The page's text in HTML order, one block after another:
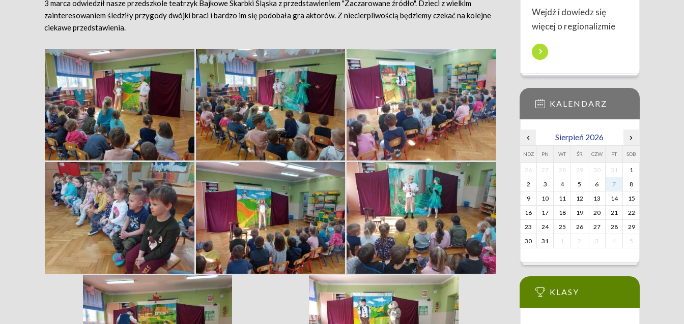
3 marca odwiedził nasze przedszkole teatrzyk Bajkowe Skarbki Śląska z przedstawieniem "Zaczarowane źródło". Dzieci z wielkim
zainteresowaniem śledziły przygody dwójki braci i bardzo im się podobała gra aktorów. Z niecierpliwością będziemy czekać na kolejne
ciekawe przedstawienia.
Wejdź i dowiedz się
więcej o regionalizmie
KALENDARZ
‹ Sierpień 2026 ›
NDZ PN WT ŚR CZW PT SOB
26 27 28 29 30 31
1
2
3 4 5 6 7
8
9
10 11 12 13 14
15
16
17 18 19 20 21
22
23
24 25 26 27 28
29
30
31 1 2 3 4 5
KLASY